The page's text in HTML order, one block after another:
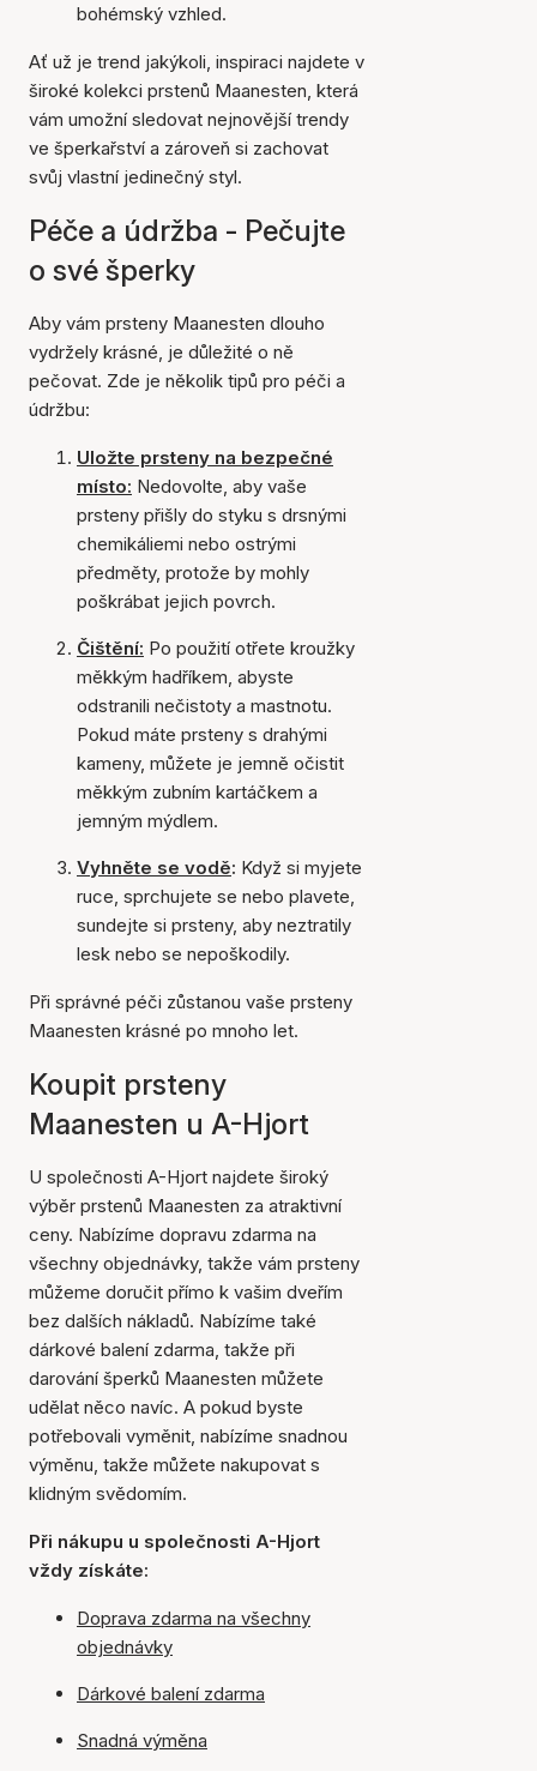
bohémský vzhled.
Ať už je trend jakýkoli, inspiraci najdete v
široké kolekci prstenů Maanesten, která
vám umožní sledovat nejnovější trendy
ve šperkařství a zároveň si zachovat
svůj vlastní jedinečný styl.
Péče a údržba - Pečujte
o své šperky
Aby vám prsteny Maanesten dlouho
vydržely krásné, je důležité o ně
pečovat. Zde je několik tipů pro péči a
údržbu:
Uložte prsteny na bezpečné
místo: Nedovolte, aby vaše
prsteny přišly do styku s drsnými
chemikáliemi nebo ostrými
předměty, protože by mohly
poškrábat jejich povrch.
Čištění: Po použití otřete kroužky
měkkým hadříkem, abyste
odstranili nečistoty a mastnotu.
Pokud máte prsteny s drahými
kameny, můžete je jemně očistit
měkkým zubním kartáčkem a
jemným mýdlem.
Vyhněte se vodě: Když si myjete
ruce, sprchujete se nebo plavete,
sundejte si prsteny, aby neztratily
lesk nebo se nepoškodily.
Při správné péči zůstanou vaše prsteny
Maanesten krásné po mnoho let.
Koupit prsteny
Maanesten u A-Hjort
U společnosti A-Hjort najdete široký
výběr prstenů Maanesten za atraktivní
ceny. Nabízíme dopravu zdarma na
všechny objednávky, takže vám prsteny
můžeme doručit přímo k vašim dveřím
bez dalších nákladů. Nabízíme také
dárkové balení zdarma, takže při
darování šperků Maanesten můžete
udělat něco navíc. A pokud byste
potřebovali vyměnit, nabízíme snadnou
výměnu, takže můžete nakupovat s
klidným svědomím.
Při nákupu u společnosti A-Hjort
vždy získáte:
Doprava zdarma na všechny
objednávky
Dárkové balení zdarma
Snadná výměna